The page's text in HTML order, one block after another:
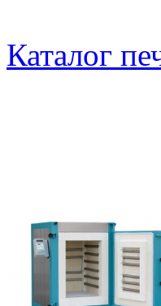
Каталог